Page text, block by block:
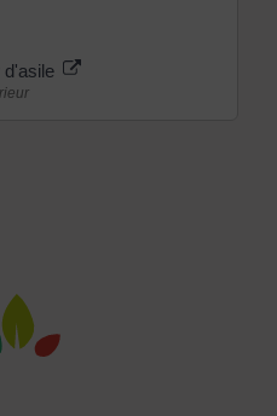
d'asile